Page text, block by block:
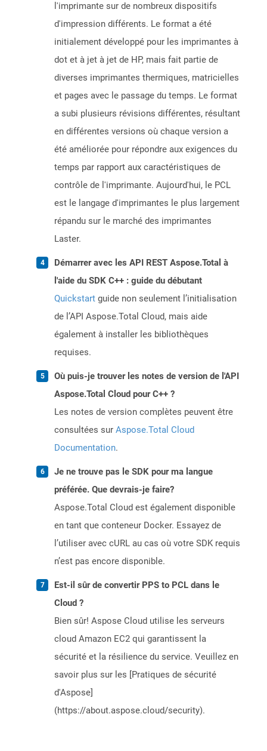
l'imprimante sur de nombreux dispositifs
d'impression différents. Le format a été
initialement développé pour les imprimantes à
dot et à jet à jet de HP, mais fait partie de
diverses imprimantes thermiques, matricielles
et pages avec le passage du temps. Le format
a subi plusieurs révisions différentes, résultant
en différentes versions où chaque version a
été améliorée pour répondre aux exigences du
temps par rapport aux caractéristiques de
contrôle de l'imprimante. Aujourd'hui, le PCL
est le langage d'imprimantes le plus largement
répandu sur le marché des imprimantes
Laster.
Démarrer avec les API REST Aspose.Total à
l'aide du SDK C++ : guide du débutant
Quickstart guide non seulement l’initialisation
de l’API Aspose.Total Cloud, mais aide
également à installer les bibliothèques
requises.
Où puis-je trouver les notes de version de l'API
Aspose.Total Cloud pour C++ ?
Les notes de version complètes peuvent être
consultées sur Aspose.Total Cloud
Documentation.
Je ne trouve pas le SDK pour ma langue
préférée. Que devrais-je faire?
Aspose.Total Cloud est également disponible
en tant que conteneur Docker. Essayez de
l’utiliser avec cURL au cas où votre SDK requis
n’est pas encore disponible.
Est-il sûr de convertir PPS to PCL dans le
Cloud ?
Bien sûr! Aspose Cloud utilise les serveurs
cloud Amazon EC2 qui garantissent la
sécurité et la résilience du service. Veuillez en
savoir plus sur les [Pratiques de sécurité
d'Aspose]
(https://about.aspose.cloud/security).